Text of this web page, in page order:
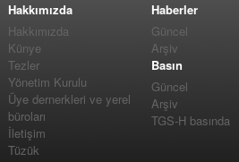
Hakkımızda
Hakkımızda
Künye
Tezler
Yönetim Kurulu
Üye dernerkleri ve yerel
büroları
İletişim
Tüzük
Haberler
Güncel
Arşiv
Basın
Güncel
Arşiv
TGS-H basında